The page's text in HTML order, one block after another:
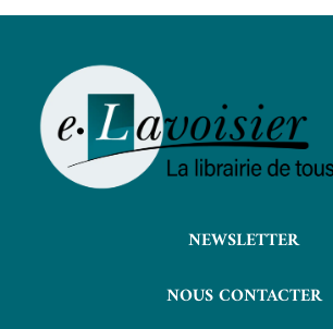
NEWSLETTER
NOUS CONTACTER